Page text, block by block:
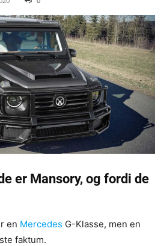
er Mansory, og fordi de
en Mercedes G-Klasse, men en
faktum.